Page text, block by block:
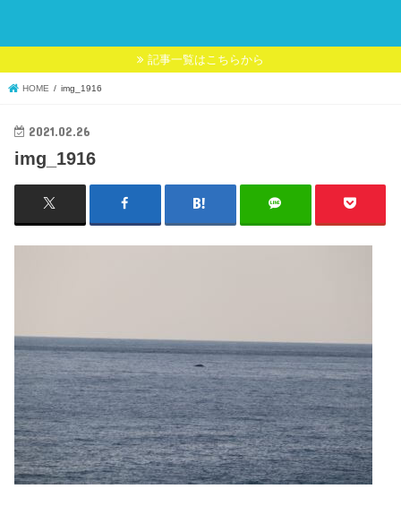
記事一覧はこちらから
HOME img_1916
2021.02.26
img_1916